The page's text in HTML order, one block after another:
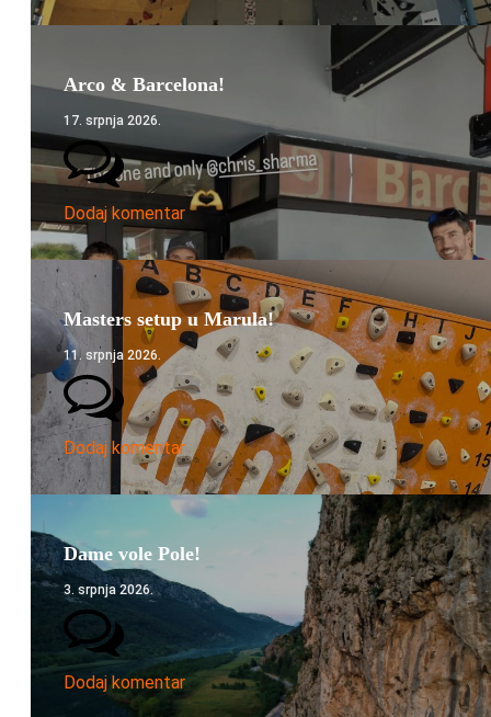
Arco & Barcelona!
17. srpnja 2026.
Dodaj komentar
Masters setup u Marula!
11. srpnja 2026.
Dodaj komentar
Dame vole Pole!
3. srpnja 2026.
Dodaj komentar